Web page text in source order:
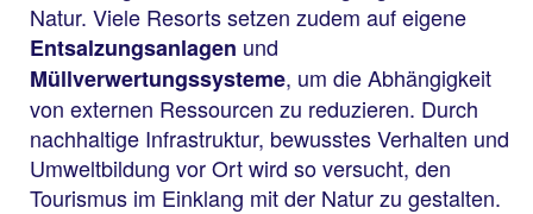
Natur. Viele Resorts setzen zudem auf eigene
Entsalzungsanlagen und
Müllverwertungssysteme, um die Abhängigkeit
von externen Ressourcen zu reduzieren. Durch
nachhaltige Infrastruktur, bewusstes Verhalten und
Umweltbildung vor Ort wird so versucht, den
Tourismus im Einklang mit der Natur zu gestalten.